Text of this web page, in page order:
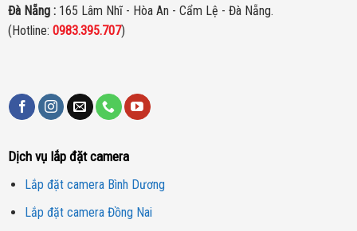
Đà Nẵng :165 Lâm Nhĩ - Hòa An - Cẩm Lệ - Đà Nẵng.
(Hotline: 0983.395.707)
Dịch vụ lắp đặt camera
Lắp đặt camera Bình Dương
Lắp đặt camera Đồng Nai